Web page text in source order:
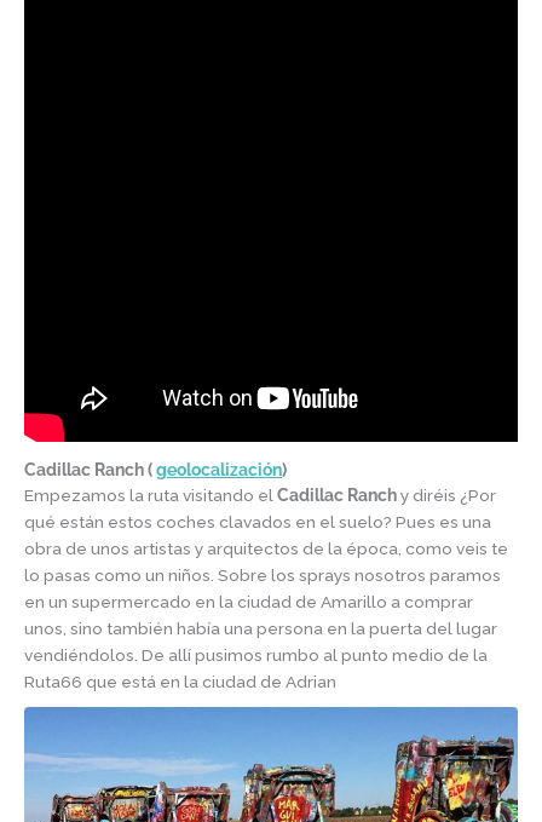
Cadillac Ranch (geolocalización)
Empezamos la ruta visitando el Cadillac Ranchy diréis ¿Por
qué están estos coches clavados en el suelo? Pues es una
obra de unos artistas y arquitectos de la época, como veis te
lo pasas como un niños. Sobre los sprays nosotros paramos
en un supermercado en la ciudad de Amarillo a comprar
unos, sino también había una persona en la puerta del lugar
vendiéndolos. De allí pusimos rumbo al punto medio de la
Ruta66 que está en la ciudad de Adrian